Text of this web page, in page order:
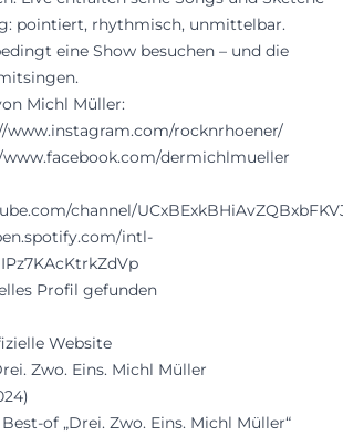
pointiert, rhythmisch, unmittelbar.
eine Show besuchen – und die
Michl Müller:
www.instagram.com/rocknrhoener/
dermichlmueller
channel/
intl-
Profil gefunden
Website
Zwo. Eins. Michl Müller
of „Drei. Zwo. Eins. Michl Müller“